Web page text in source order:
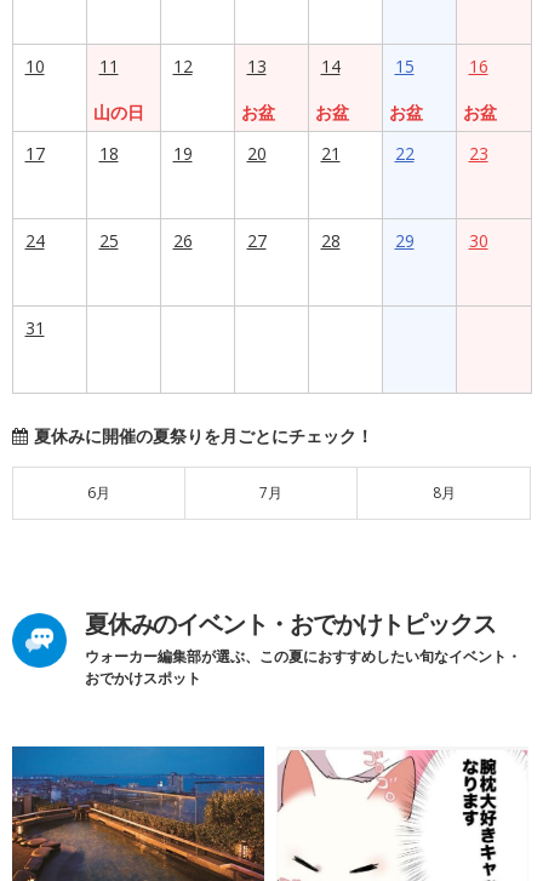
10
11
山の日
12
13
お盆
14
お盆
15
お盆
16
お盆
17
18 19 20 21 22 23
24 25 26 27 28 29 30
31
夏休みに開催の夏祭りを月ごとにチェック！
6月 7月 8月
夏休みのイベント・おでかけトピックス
ウォーカー編集部が選ぶ、この夏におすすめしたい旬なイベント・
おでかけスポット